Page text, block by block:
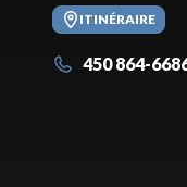
ITINÉRAIRE
450 864-